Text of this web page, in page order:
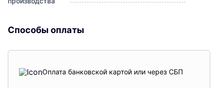
Способы оплаты
Оплата банковской картой или через СБП